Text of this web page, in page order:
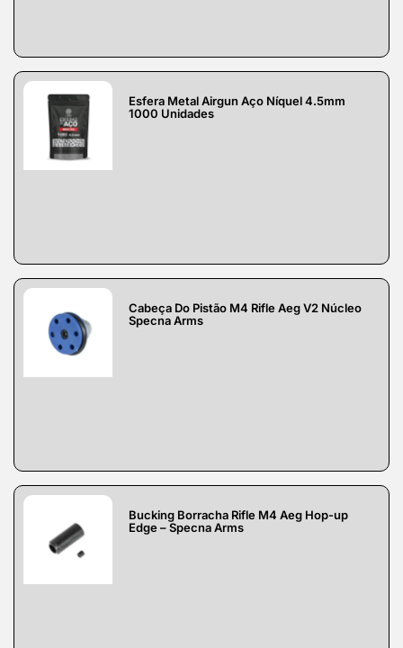
Esfera Metal Airgun Aço Níquel 4.5mm
1000 Unidades
Cabeça Do Pistão M4 Rifle Aeg V2 Núcleo
Specna Arms
Bucking Borracha Rifle M4 Aeg Hop-up
Edge – Specna Arms